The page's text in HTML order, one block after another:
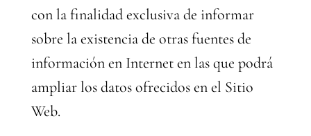
con la finalidad exclusiva de informar
sobre la existencia de otras fuentes de
información en Internet en las que podrá
ampliar los datos ofrecidos en el Sitio
Web.